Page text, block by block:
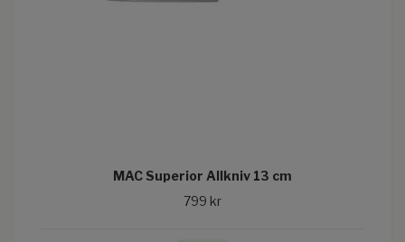
MAC Superior Allkniv 13 cm
799 kr